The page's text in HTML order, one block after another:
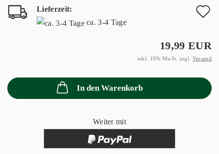
Lieferzeit:
ca. 3-4 Tage
19,99 EUR
inkl. 19% MwSt. zzgl. Versand
In den Warenkorb
Weiter mit